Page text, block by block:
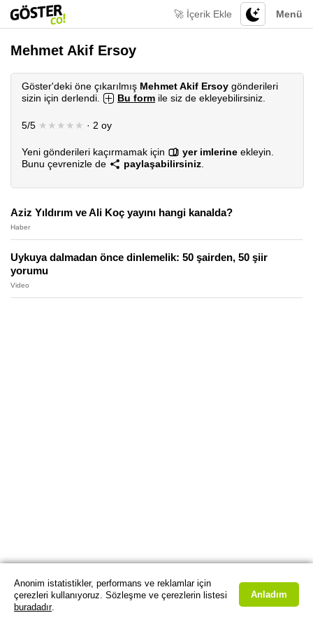
Menü
🚀 İçerik Ekle
Mehmet Akif Ersoy
Göster'deki öne çıkarılmış Mehmet Akif Ersoy gönderileri
sizin için derlendi.
Bu form ile siz de ekleyebilirsiniz.
5/5 ★★★★★ · 2 oy
Yeni gönderileri kaçırmamak için yer imlerine ekleyin.
Bunu çevrenizle de
paylaşabilirsiniz
Aziz Yıldırım ve Ali Koç yayını hangi kanalda?
Haber
Uykuya dalmadan önce dinlemelik: 50 şairden, 50 şiir
yorumu
Video
Anonim istatistikler, performans ve reklamlar için
çerezleri kullanıyoruz. Sözleşme ve çerezlerin listesi
buradadır.
Anladım